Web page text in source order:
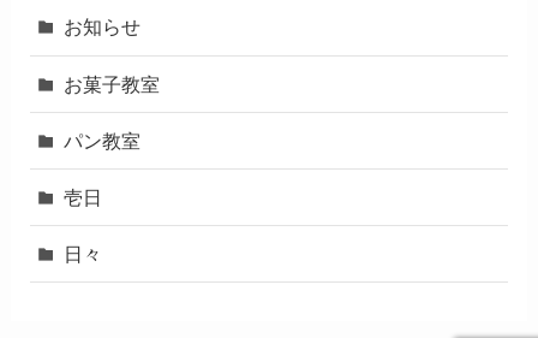
お知らせ
お菓子教室
パン教室
壱日
日々